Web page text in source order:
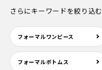
さらにキーワードを絞り込む
フォーマルワンピース
フォーマルボトムス